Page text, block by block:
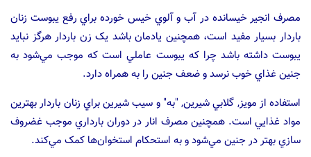
مصرف انجير خيسانده در آب و آلوي خيس خورده براي رفع يبوست زنان
باردار بسيار مفيد است، همچنين يادمان باشد يک زن باردار هرگز نبايد
يبوست داشته باشد چرا که يبوست عاملي است که موجب مي‌شود به
جنين غذاي خوب نرسد و ضعف جنين را به همراه دارد.
استفاده از مويز, گلابي شيرين, "به" و سيب شيرين براي زنان باردار بهترين
مواد غذايي است. همچنين مصرف انار در دوران بارداري موجب غضروف
سازي بهتر در جنين مي‌شود و به استحکام استخوان‌ها کمک مي‌کند.